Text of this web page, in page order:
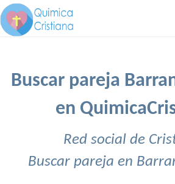
Buscar pareja
en
Red social de
Buscar pareja en